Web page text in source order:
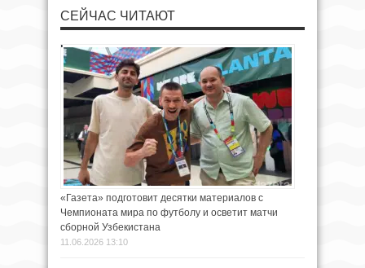
СЕЙЧАС ЧИТАЮТ
«Газета» подготовит десятки материалов с
Чемпионата мира по футболу и осветит матчи
сборной Узбекистана
11.06.2026 13:10